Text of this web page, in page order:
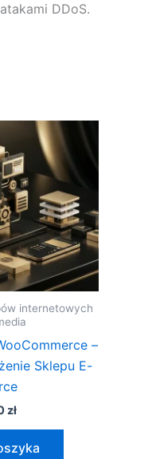
DDoS.
internetowych
–
Sklepu E-
zł